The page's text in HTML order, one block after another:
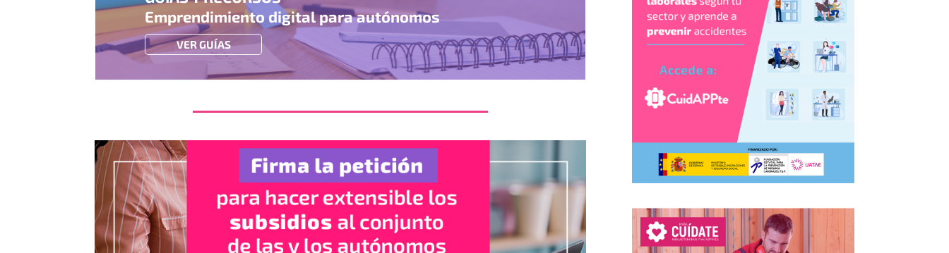
Emprendimiento digital para autónomos
VER GUÍAS